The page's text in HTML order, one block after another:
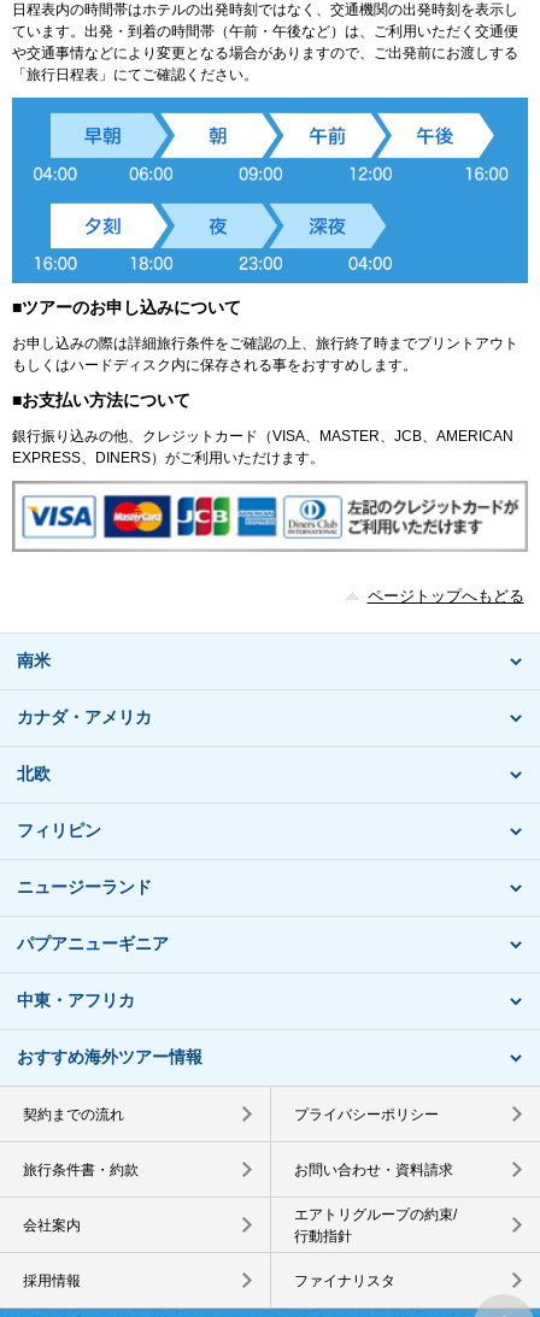
日程表内の時間帯はホテルの出発時刻ではなく、交通機関の出発時刻を表示し
ています。出発・到着の時間帯（午前・午後など）は、ご利用いただく交通便
や交通事情などにより変更となる場合がありますので、ご出発前にお渡しする
「旅行日程表」にてご確認ください。
■ツアーのお申し込みについて
お申し込みの際は詳細旅行条件をご確認の上、旅行終了時までプリントアウト
もしくはハードディスク内に保存される事をおすすめします。
■お支払い方法について
銀行振り込みの他、クレジットカード（VISA、MASTER、JCB、AMERICAN
EXPRESS、DINERS）がご利用いただけます。
ページトップへもどる
南米
カナダ・アメリカ
北欧
フィリピン
ニュージーランド
パプアニューギニア
中東・アフリカ
おすすめ海外ツアー情報
契約までの流れ プライバシーポリシー
旅行条件書・約款 お問い合わせ・資料請求
会社案内
エアトリグループの約束/
行動指針
採用情報 ファイナリスタ